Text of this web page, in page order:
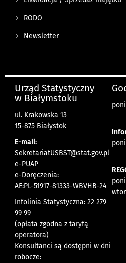
RODO
Newsletter
Urząd Statystyczny
w Białymstoku
ul. Krakowska 13
15-875 Białystok
E-mail:
SekretariatUSBST@stat.gov.pl
e-PUAP
e-Doręczenia:
AE:PL-51917-81333-WBVHB-24
Infolinia Statystyczna: 22 279
99 99
(opłata zgodna z taryfą
operatora)
Konsultanci są dostępni w dni
robocze: